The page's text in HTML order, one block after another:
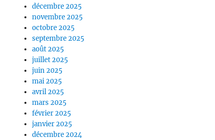
décembre 2025
novembre 2025
octobre 2025
septembre 2025
août 2025
juillet 2025
juin 2025
mai 2025
avril 2025
mars 2025
février 2025
janvier 2025
décembre 2024